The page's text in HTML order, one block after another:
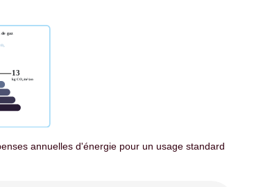
annuelles d'énergie pour un usage standard